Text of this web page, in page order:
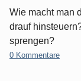
Wie macht man
drauf
sprengen?
0 Kommentare